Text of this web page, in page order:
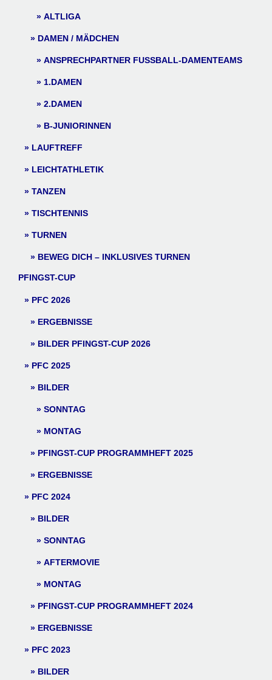
ALTLIGA
DAMEN / MÄDCHEN
ANSPRECHPARTNER FUSSBALL-DAMENTEAMS
1.DAMEN
2.DAMEN
B-JUNIORINNEN
LAUFTREFF
LEICHTATHLETIK
TANZEN
TISCHTENNIS
TURNEN
BEWEG DICH – INKLUSIVES TURNEN
PFINGST-CUP
PFC 2026
ERGEBNISSE
BILDER PFINGST-CUP 2026
PFC 2025
BILDER
SONNTAG
MONTAG
PFINGST-CUP PROGRAMMHEFT 2025
ERGEBNISSE
PFC 2024
BILDER
SONNTAG
AFTERMOVIE
MONTAG
PFINGST-CUP PROGRAMMHEFT 2024
ERGEBNISSE
PFC 2023
BILDER